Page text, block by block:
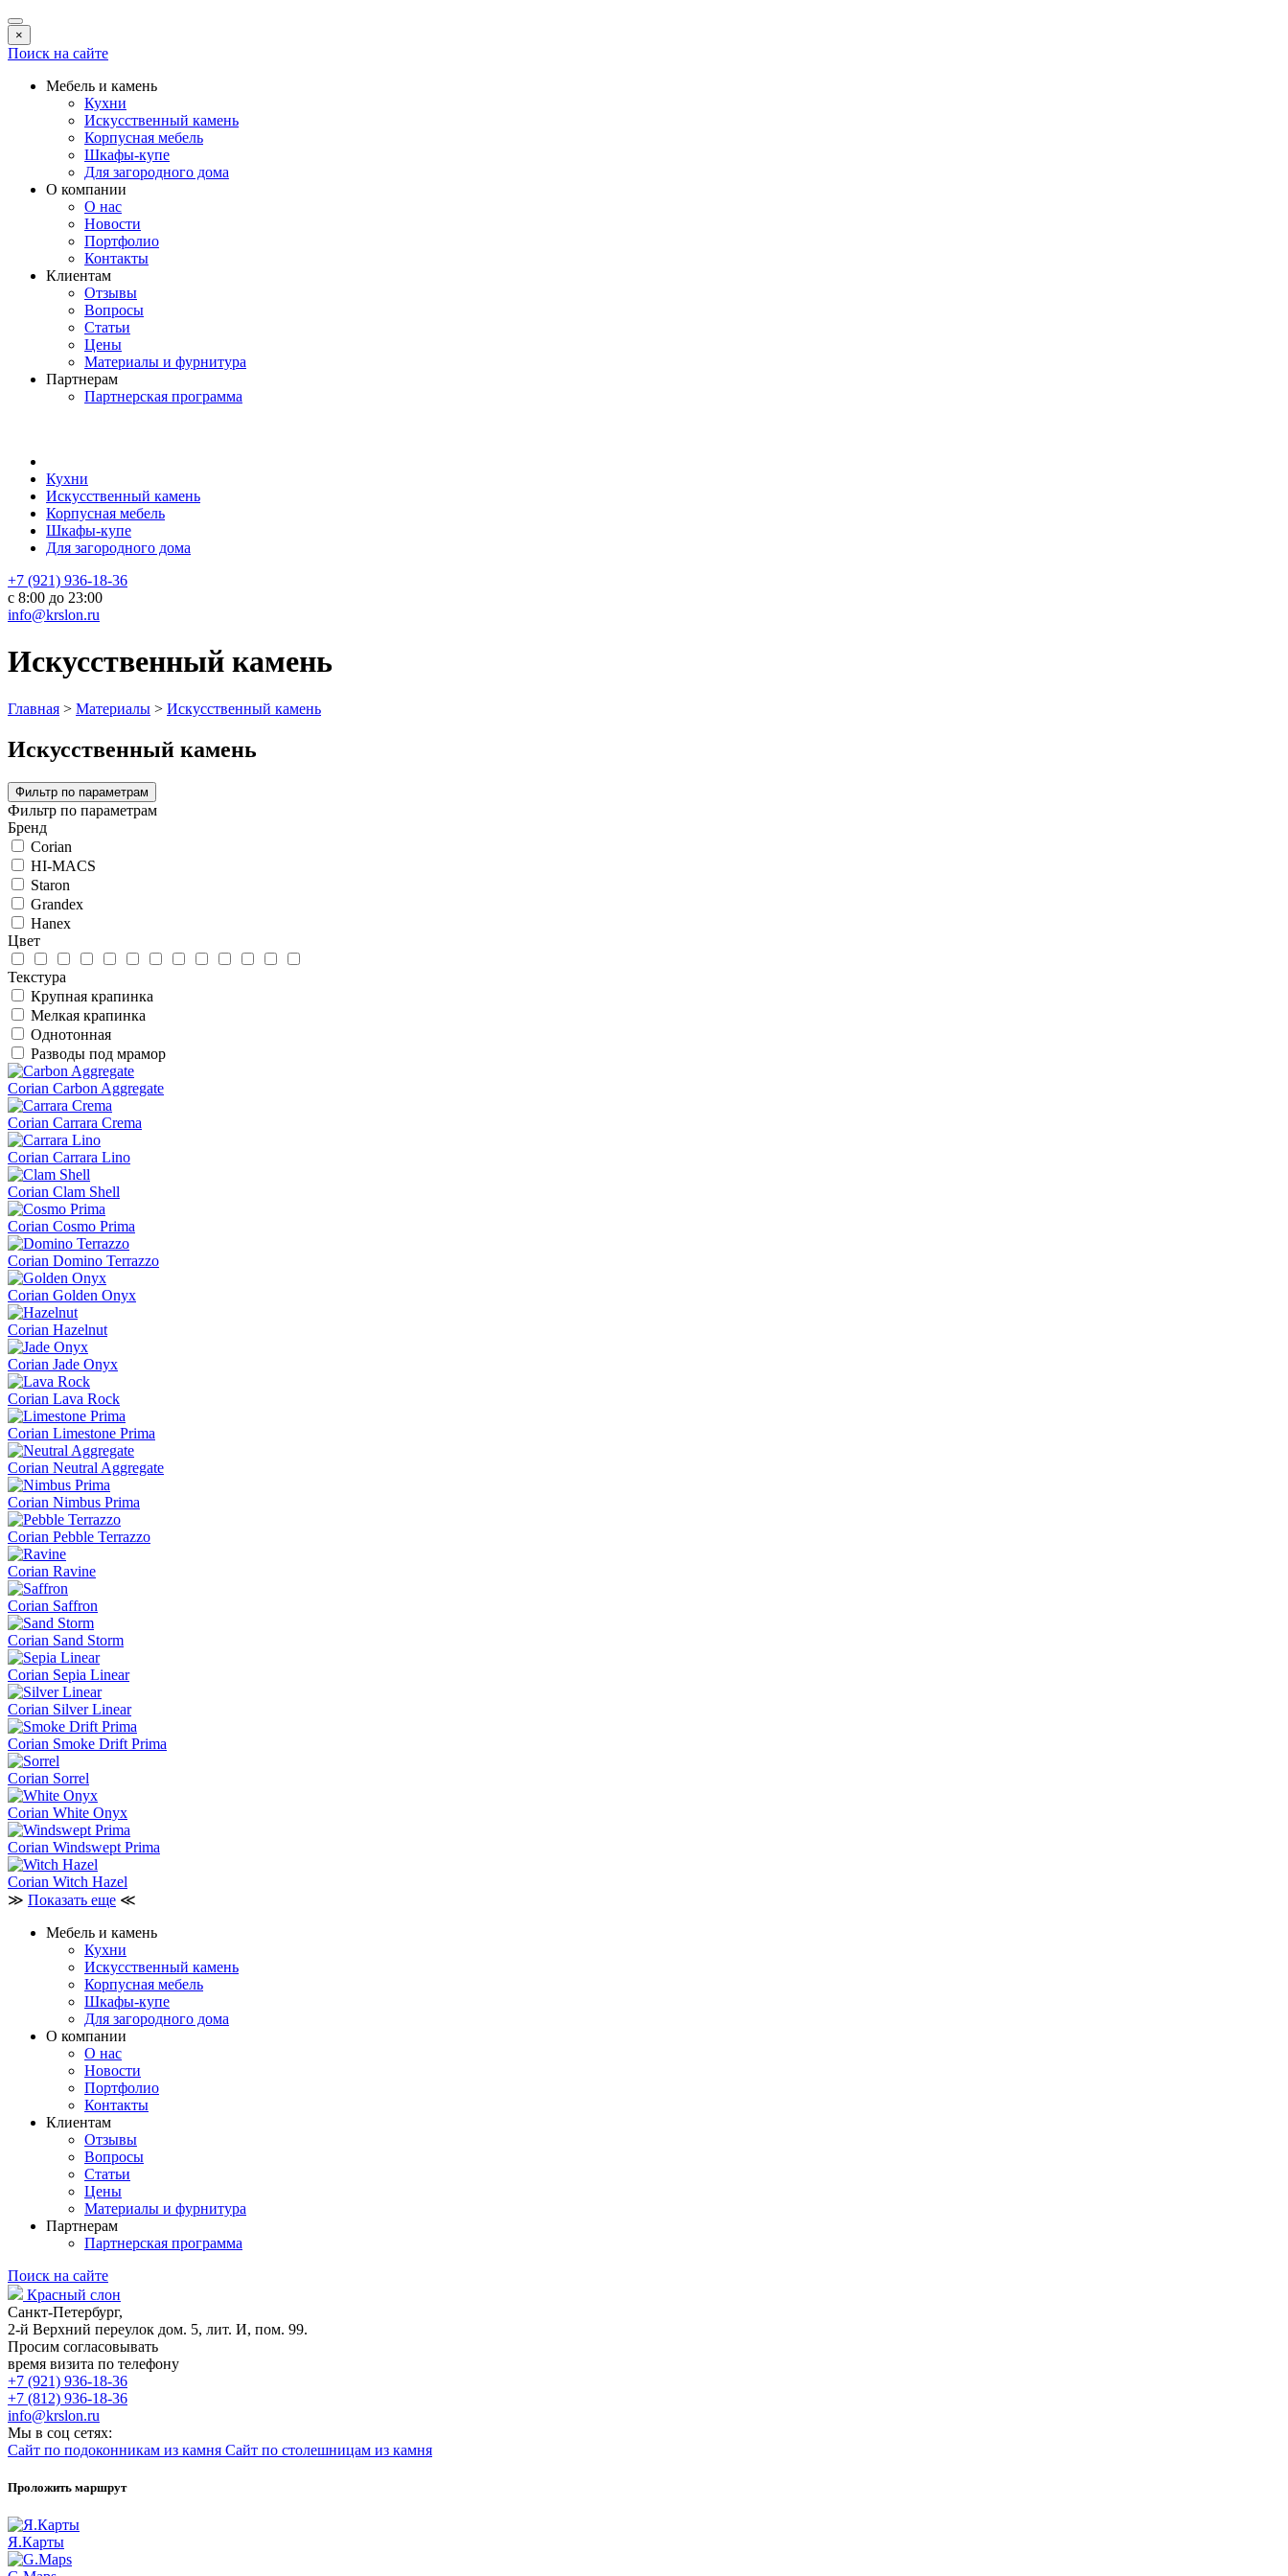
×
Поиск на сайте
Мебель и камень
Кухни
Искусственный камень
Корпусная мебель
Шкафы-купе
Для загородного дома
О компании
О нас
Новости
Портфолио
Контакты
Клиентам
Отзывы
Вопросы
Статьи
Цены
Материалы и фурнитура
Партнерам
Партнерская программа
Кухни
Искусственный камень
Корпусная мебель
Шкафы-купе
Для загородного дома
+7 (921) 936-18-36
с 8:00 до 23:00
info@krslon.ru
Искусственный камень
Главная > Материалы > Искусственный камень
Искусственный камень
Фильтр по параметрам
Фильтр по параметрам
Бренд
Corian
HI-MACS
Staron
Grandex
Hanex
Цвет
Текстура
Крупная крапинка
Мелкая крапинка
Однотонная
Разводы под мрамор
Corian Carbon Aggregate
Corian Carrara Crema
Corian Carrara Lino
Corian Clam Shell
Corian Cosmo Prima
Corian Domino Terrazzo
Corian Golden Onyx
Corian Hazelnut
Corian Jade Onyx
Corian Lava Rock
Corian Limestone Prima
Corian Neutral Aggregate
Corian Nimbus Prima
Corian Pebble Terrazzo
Corian Ravine
Corian Saffron
Corian Sand Storm
Corian Sepia Linear
Corian Silver Linear
Corian Smoke Drift Prima
Corian Sorrel
Corian White Onyx
Corian Windswept Prima
Corian Witch Hazel
≫ Показать еще ≪
Мебель и камень
Кухни
Искусственный камень
Корпусная мебель
Шкафы-купе
Для загородного дома
О компании
О нас
Новости
Портфолио
Контакты
Клиентам
Отзывы
Вопросы
Статьи
Цены
Материалы и фурнитура
Партнерам
Партнерская программа
Поиск на сайте
Красный слон
Санкт-Петербург,
2-й Верхний переулок дом. 5, лит. И, пом. 99.
Просим согласовывать
время визита по телефону
+7 (921) 936-18-36
+7 (812) 936-18-36
info@krslon.ru
Мы в соц сетях:
Сайт по подоконникам из камня Сайт по столешницам из камня
Проложить маршрут
Я.Карты